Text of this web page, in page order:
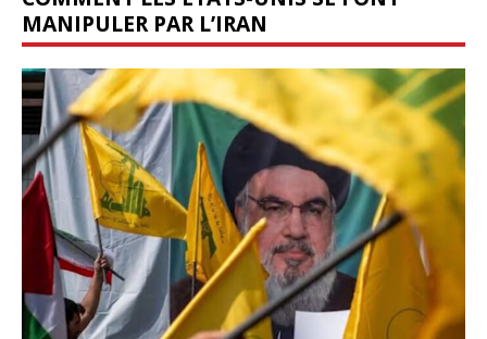
MANIPULER PAR L’IRAN